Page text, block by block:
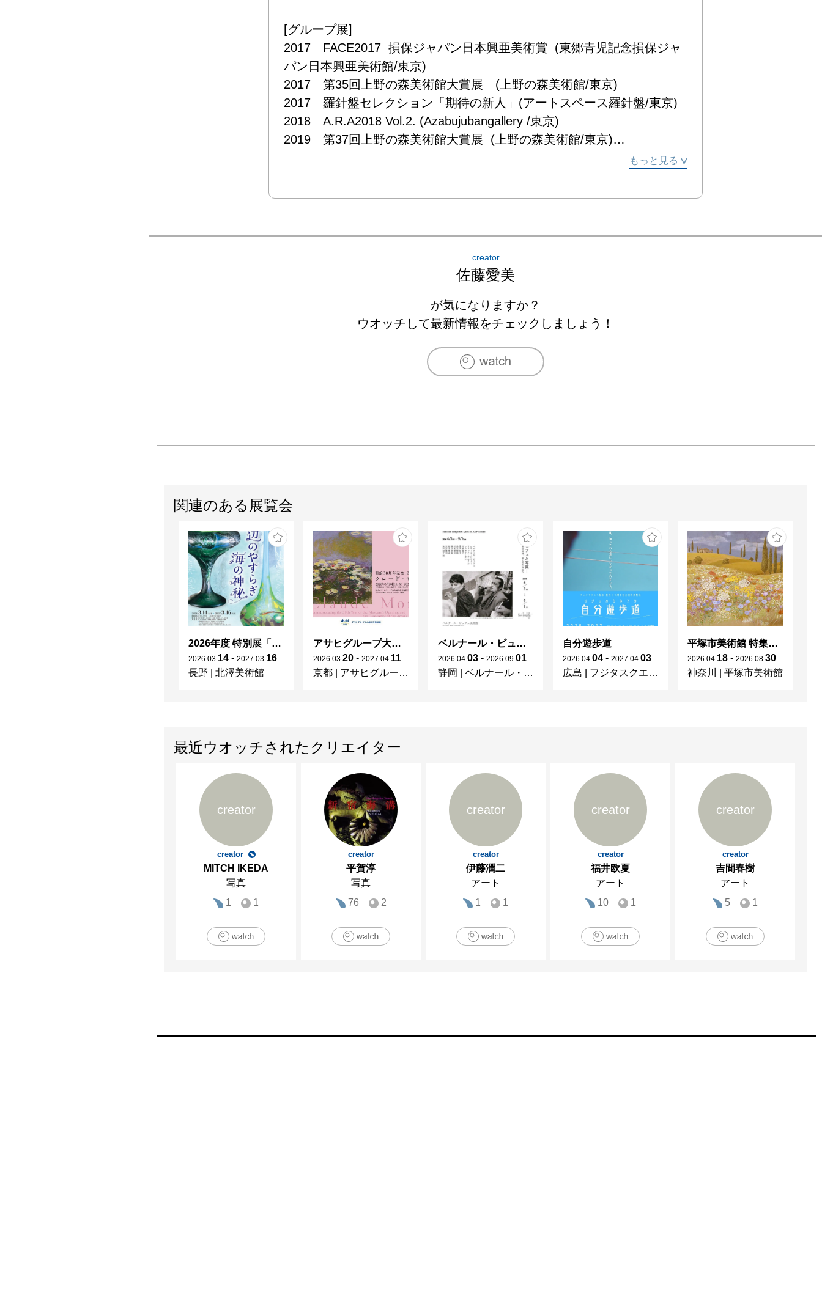
[グループ展]
2017　FACE2017  損保ジャパン日本興亜美術賞  (東郷青児記念損保ジャ
パン日本興亜美術館/東京)
2017　第35回上野の森美術館大賞展　(上野の森美術館/東京)
2017　羅針盤セレクション「期待の新人」(アートスペース羅針盤/東京)
2018　A.R.A2018 Vol.2. (Azabujubangallery /東京)
2019　第37回上野の森美術館大賞展  (上野の森美術館/東京)
2020　-Chatty Girls-「お喋りな娘達」 (上野松坂屋　上野が、すき。ギャ
2020　INVISIBLE BLOOD (アートスペース羅針盤/東京)
2021　In the Body (文房堂gallery caffe/東京)
第37回上野の森美術館大賞展 優秀賞(フジテレビ賞)
もっと見る
creator
佐藤愛美
が気になりますか？
ウオッチして最新情報をチェックしましょう！
関連のある展覧会
2026年度 特別展「ガレとドーム、アール･ヌーヴォーのガラス 水辺のやすらぎ、海の神秘」
2026 03 14 - 2027 03 16
長野
北澤美術館
アサヒグループ大山崎山荘美術館 開館30周年記念展「没後100年 クロード・モネ」
2026 03 20 - 2027 04 11
京都
アサヒグループ大山崎山荘美術館
ベルナール・ビュフェと写真 ーカメラがとらえたビュフェとその時代、そして21 世紀へ
2026 04 03 - 2026 09 01
静岡
ベルナール・ビュフェ美術館
自分遊歩道
2026 04 04 - 2027 04 03
広島
フジタスクエアまるくる大野
平塚市美術館 特集展 花の表現、その多様性／特別展示 新収蔵品展
2026 04 18 - 2026 08 30
神奈川
平塚市美術館
最近ウオッチされたクリエイター
creator
creator
MITCH IKEDA
写真
1
1
creator
平賀淳
写真
76
2
creator
creator
伊藤潤二
アート
1
1
creator
creator
福井欧夏
アート
10
1
creator
creator
吉間春樹
アート
5
1